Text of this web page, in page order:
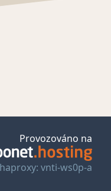
Provozováno na
vnti-ws0p-a